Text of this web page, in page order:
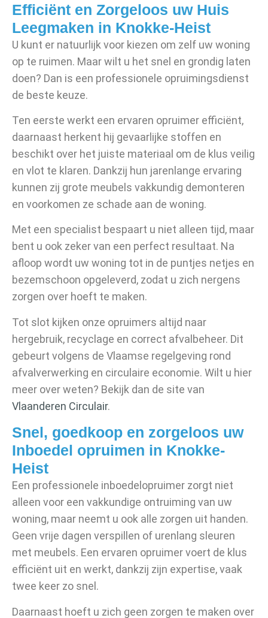
Efficiënt en Zorgeloos uw Huis
Leegmaken in Knokke-Heist
U kunt er natuurlijk voor kiezen om zelf uw woning
op te ruimen. Maar wilt u het snel en grondig laten
doen? Dan is een professionele opruimingsdienst
de beste keuze.
Ten eerste werkt een ervaren opruimer efficiënt,
daarnaast herkent hij gevaarlijke stoffen en
beschikt over het juiste materiaal om de klus veilig
en vlot te klaren. Dankzij hun jarenlange ervaring
kunnen zij grote meubels vakkundig demonteren
en voorkomen ze schade aan de woning.
Met een specialist bespaart u niet alleen tijd, maar
bent u ook zeker van een perfect resultaat. Na
afloop wordt uw woning tot in de puntjes netjes en
bezemschoon opgeleverd, zodat u zich nergens
zorgen over hoeft te maken.
Tot slot kijken onze opruimers altijd naar
hergebruik, recyclage en correct afvalbeheer. Dit
gebeurt volgens de Vlaamse regelgeving rond
afvalverwerking en circulaire economie. Wilt u hier
meer over weten? Bekijk dan de site van
Vlaanderen Circulair.
Snel, goedkoop en zorgeloos uw
Inboedel opruimen in Knokke-
Heist
Een professionele inboedelopruimer zorgt niet
alleen voor een vakkundige ontruiming van uw
woning, maar neemt u ook alle zorgen uit handen.
Geen vrije dagen verspillen of urenlang sleuren
met meubels. Een ervaren opruimer voert de klus
efficiënt uit en werkt, dankzij zijn expertise, vaak
twee keer zo snel.
Daarnaast hoeft u zich geen zorgen te maken over